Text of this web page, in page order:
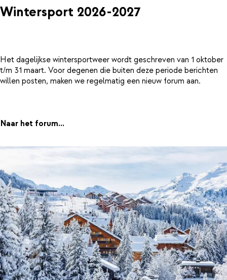
Wintersport 2026-2027
Het dagelijkse wintersportweer wordt geschreven van 1 oktober
t/m 31 maart. Voor degenen die buiten deze periode berichten
willen posten, maken we regelmatig een nieuw forum aan.
Naar het forum...